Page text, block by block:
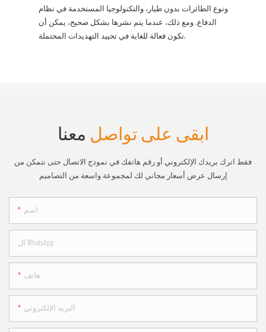
ونوع الطائرات بدون طيار، والتكنولوجيا المستخدمة في نظام
الدفاع. ومع ذلك، عندما يتم نشرها بشكل صحيح، يمكن أن
تكون فعالة للغاية في تحييد التهديدات المحتملة.
ابقى على تواصل معنا
فقط اترك بريدك الإلكتروني أو رقم هاتفك في نموذج الاتصال حتى نتمكن من
إرسال عرض أسعار مجاني لك لمجموعة واسعة من التصاميم
اسم
ال WhatsApp
هاتف
البريد الإلكتروني